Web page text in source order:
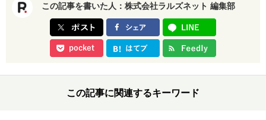
この記事を書いた人： 株式会社ラルズネット 編集部
この記事に関連するキーワード